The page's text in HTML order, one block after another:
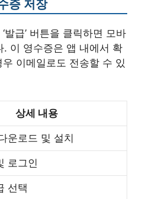
증 저장
발급’ 버튼을 클릭하면 모바
. 이 영수증은 앱 내에서 확
이메일로도 전송할 수 있
상세 내용
운로드 및 설치
로그인
선택